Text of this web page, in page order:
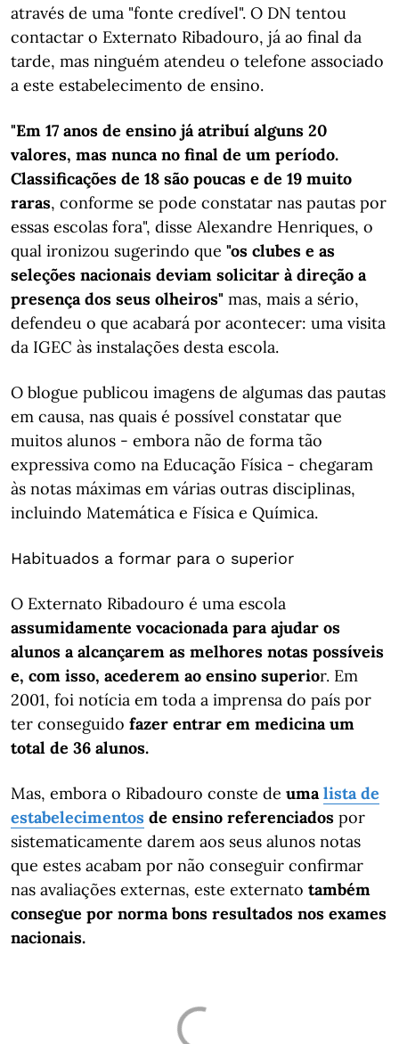
através de uma "fonte credível". O DN tentou
contactar o Externato Ribadouro, já ao final da
tarde, mas ninguém atendeu o telefone associado
a este estabelecimento de ensino.
"Em 17 anos de ensino já atribuí alguns 20
valores, mas nunca no final de um período.
Classificações de 18 são poucas e de 19 muito
raras, conforme se pode constatar nas pautas por
essas escolas fora", disse Alexandre Henriques, o
qual ironizou sugerindo que "os clubes e as
seleções nacionais deviam solicitar à direção a
presença dos seus olheiros" mas, mais a sério,
defendeu o que acabará por acontecer: uma visita
da IGEC às instalações desta escola.
O blogue publicou imagens de algumas das pautas
em causa, nas quais é possível constatar que
muitos alunos - embora não de forma tão
expressiva como na Educação Física - chegaram
às notas máximas em várias outras disciplinas,
incluindo Matemática e Física e Química.
Habituados a formar para o superior
O Externato Ribadouro é uma escola
assumidamente vocacionada para ajudar os
alunos a alcançarem as melhores notas possíveis
e, com isso, acederem ao ensino superior. Em
2001, foi notícia em toda a imprensa do país por
ter conseguido fazer entrar em medicina um
total de 36 alunos.
Mas, embora o Ribadouro conste de umalista de
estabelecimentos de ensino referenciados por
sistematicamente darem aos seus alunos notas
que estes acabam por não conseguir confirmar
nas avaliações externas, este externato também
consegue por norma bons resultados nos exames
nacionais.